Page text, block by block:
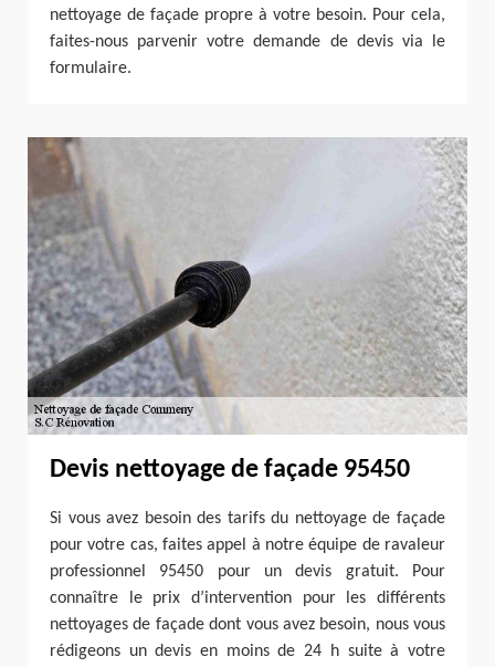
nettoyage de façade propre à votre besoin. Pour cela,
faites-nous parvenir votre demande de devis via le
formulaire.
Devis nettoyage de façade 95450
Si vous avez besoin des tarifs du nettoyage de façade
pour votre cas, faites appel à notre équipe de ravaleur
professionnel 95450 pour un devis gratuit. Pour
connaître le prix d’intervention pour les différents
nettoyages de façade dont vous avez besoin, nous vous
rédigeons un devis en moins de 24 h suite à votre